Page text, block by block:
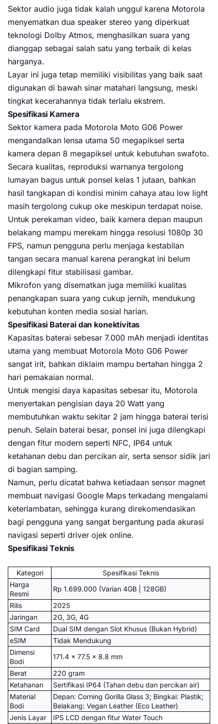
Sektor audio juga tidak kalah unggul karena Motorola
menyematkan dua speaker stereo yang diperkuat
teknologi Dolby Atmos, menghasilkan suara yang
dianggap sebagai salah satu yang terbaik di kelas
harganya.
Layar ini juga tetap memiliki visibilitas yang baik saat
digunakan di bawah sinar matahari langsung, meski
tingkat kecerahannya tidak terlalu ekstrem.
Spesifikasi Kamera
Sektor kamera pada Motorola Moto G06 Power
mengandalkan lensa utama 50 megapiksel serta
kamera depan 8 megapiksel untuk kebutuhan swafoto.
Secara kualitas, reproduksi warnanya tergolong
lumayan bagus untuk ponsel kelas 1 jutaan, bahkan
hasil tangkapan di kondisi minim cahaya atau low light
masih tergolong cukup oke meskipun terdapat noise.
Untuk perekaman video, baik kamera depan maupun
belakang mampu merekam hingga resolusi 1080p 30
FPS, namun pengguna perlu menjaga kestabilan
tangan secara manual karena perangkat ini belum
dilengkapi fitur stabilisasi gambar.
Mikrofon yang disematkan juga memiliki kualitas
penangkapan suara yang cukup jernih, mendukung
kebutuhan konten media sosial harian.
Spesifikasi Baterai dan konektivitas
Kapasitas baterai sebesar 7.000 mAh menjadi identitas
utama yang membuat Motorola Moto G06 Power
sangat irit, bahkan diklaim mampu bertahan hingga 2
hari pemakaian normal.
Untuk mengisi daya kapasitas sebesar itu, Motorola
menyertakan pengisian daya 20 Watt yang
membutuhkan waktu sekitar 2 jam hingga baterai terisi
penuh. Selain baterai besar, ponsel ini juga dilengkapi
dengan fitur modern seperti NFC, IP64 untuk
ketahanan debu dan percikan air, serta sensor sidik jari
di bagian samping.
Namun, perlu dicatat bahwa ketiadaan sensor magnet
membuat navigasi Google Maps terkadang mengalami
keterlambatan, sehingga kurang direkomendasikan
bagi pengguna yang sangat bergantung pada akurasi
navigasi seperti driver ojek online.
Spesifikasi Teknis
Kategori
Spesifikasi Teknis
Harga
Resmi
Rp 1.699.000 (Varian 4GB | 128GB)
Rilis
2025
Jaringan
2G, 3G, 4G
SIM Card
Dual SIM dengan Slot Khusus (Bukan Hybrid)
eSIM
Tidak Mendukung
Dimensi
Bodi
171.4 x 77.5 x 8.8 mm
Berat
220 gram
Ketahanan
Sertifikasi IP64 (Tahan debu dan percikan air)
Material
Bodi
Depan: Corning Gorilla Glass 3; Bingkai: Plastik;
Belakang: Vegan Leather (Eco Leather)
Jenis Layar
IPS LCD dengan fitur Water Touch